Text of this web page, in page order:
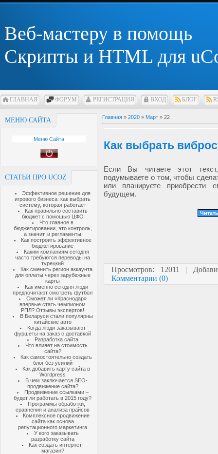
Веб-мастеру в помощь
Скрипты и HTML для
ГЛАВНАЯ ФОРУМ РЕГИСТРАЦИЯ ВХОД БЛОГ
МЕНЮ САЙТА
Меню Сайта
СТАТЬИ ПРО UCOZ
Эффективное решение для
игрового бизнеса: как выбрать
систему, которая работает
Как правильно составить
бюджет с помощью ЦФО
Что главное в
бюджетировании, это контроль,
а значит, и регламенты
Как построить эффективное
бюджетирование
Каким компаниям сегодня
часто требуются переводы на
турецкий
Как сменить регион аккаунта
для оплаты через зарубежные
карты
Как именно сегодня люди
предпочитают смотреть футбол
Сможет ли «Краснодар»
впервые стать чемпионом
РПЛ? Отзывы экспертов!
В Беларуси стали популярны
китайские авто
Когда люди заказывают
фуршеты на заказ с доставкой
Разработка сайта
Что влияет на стоимость
сайта?
Как самостоятельно создать
блог без усилий
Как добавить карту сайта в
Wordpress
В чем заключается SEO-
продвижение сайта?
Продвижение ссылками –
будет ли работать в 2015 году?
Программы обработки,
сравнения и анализа прайсов
Комплексное продвижение
сайта как основа
репутационного маркетинга
У кого заказывать
разработку сайта
Как создать интернет-
магазин?
Главная » 2020 » Март » 22
Как выбрать
Если Вы читаете этот
подумываете о том, чтобы
или планируете приобрести
будущем.
Просмотров: 12011 |
Комментарии (0)